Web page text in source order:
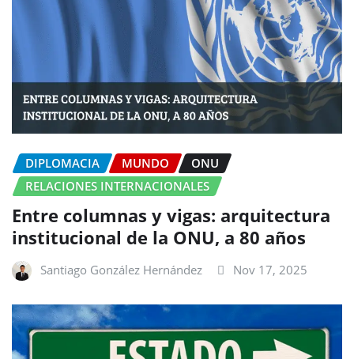
DIPLOMACIA MUNDO
ONU
RELACIONES INTERNACIONALES
Entre columnas y vigas: arquitectura
institucional de la ONU, a 80 años
Santiago González Hernández Nov 17, 2025